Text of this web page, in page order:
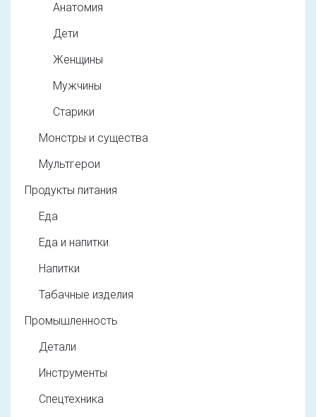
Анатомия
Дети
Женщины
Мужчины
Старики
Монстры и существа
Мультгерои
Продукты питания
Еда
Еда и напитки
Напитки
Табачные изделия
Промышленность
Детали
Инструменты
Спецтехника